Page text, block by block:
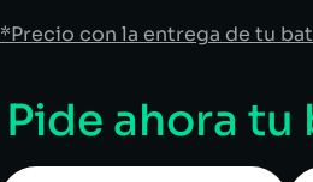
*Precio con la entrega de tu
Pide ahora